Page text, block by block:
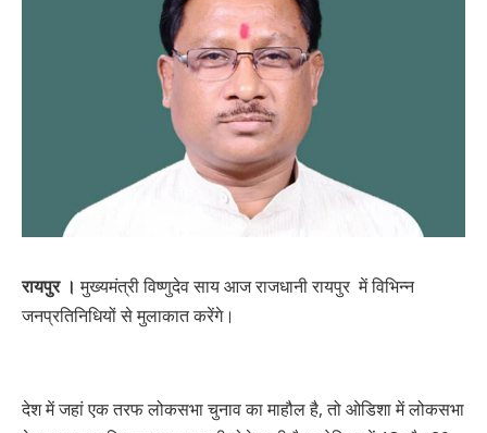
रायपुर । मुख्यमंत्री विष्णुदेव साय आज राजधानी रायपुर में विभिन्न
जनप्रतिनिधियों से मुलाकात करेंगे।
देश में जहां एक तरफ लोकसभा चुनाव का माहौल है, तो ओडिशा में लोकसभा